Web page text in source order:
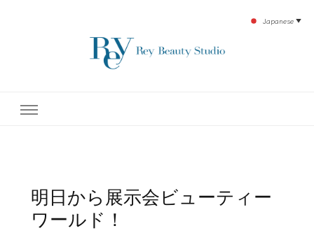
テ開設45年の実績を誇る本格エステだからこそ、お客様が必ず満足してもらえるこ
明日から展示会ビューティー
ワールド！
Japanese ▼